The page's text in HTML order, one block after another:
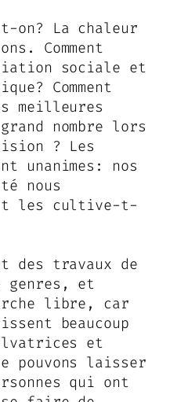
t-on? La chaleur
Comment
sociale et
Comment
meilleures
nombre lors
? Les
unanimes: nos
nous
les cultive-t-
des travaux de
genres, et
libre, car
beaucoup
et
pouvons laisser
qui ont